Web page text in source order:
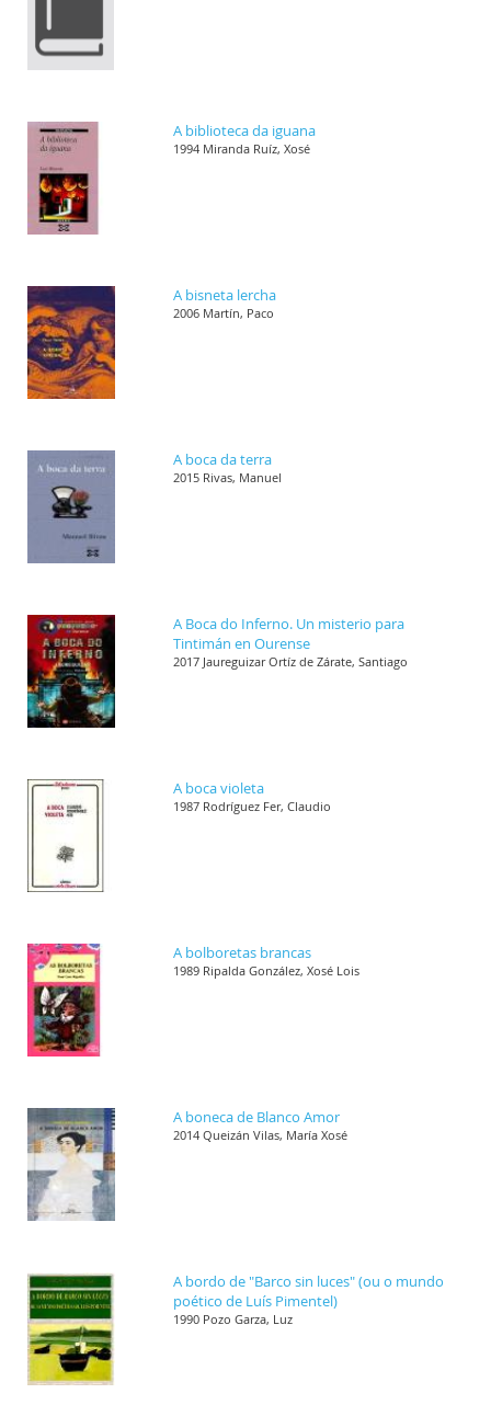
A biblioteca da iguana
1994 Miranda Ruíz, Xosé
A bisneta lercha
2006 Martín, Paco
A boca da terra
2015 Rivas, Manuel
A Boca do Inferno. Un misterio para
Tintimán en Ourense
2017 Jaureguizar Ortíz de Zárate, Santiago
A boca violeta
1987 Rodríguez Fer, Claudio
A bolboretas brancas
1989 Ripalda González, Xosé Lois
A boneca de Blanco Amor
2014 Queizán Vilas, María Xosé
A bordo de "Barco sin luces" (ou o mundo
poético de Luís Pimentel)
1990 Pozo Garza, Luz